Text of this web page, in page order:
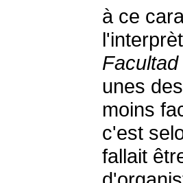
à ce
unes
moins
c'est
fallait